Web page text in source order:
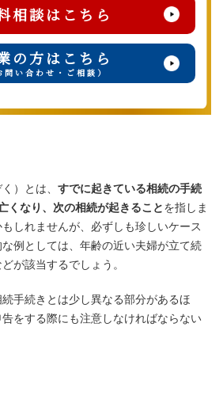
相談はこちら
の方はこちら
問い合わせ・ご相談）
）とは、 すでに起きている相続の手続
くなり、次の相続が起きることを指しま
しれませんが、必ずしも珍しいケース
例としては、年齢の近い夫婦が立て続
が該当するでしょう。
手続きとは少し異なる部分があるほ
をする際にも注意しなければならない